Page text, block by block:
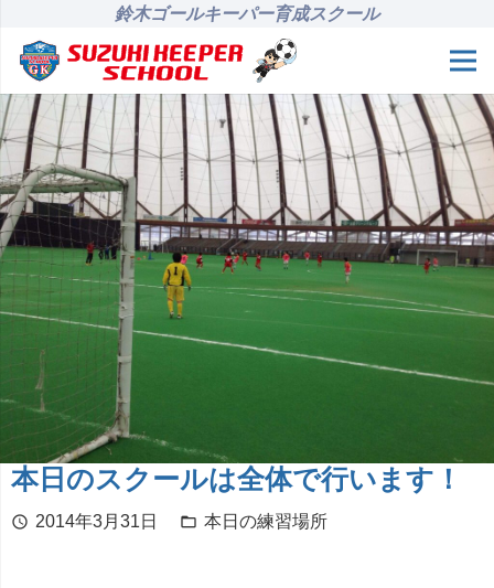
鈴木ゴールキーパー育成スクール
本日のスクールは全体で行います！
schedule 2014年3月31日 folder_open 本日の練習場所